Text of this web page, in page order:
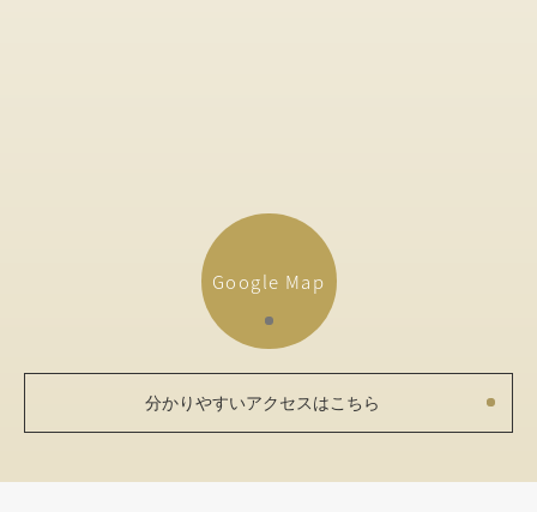
Google Map
分かりやすいアクセスはこちら